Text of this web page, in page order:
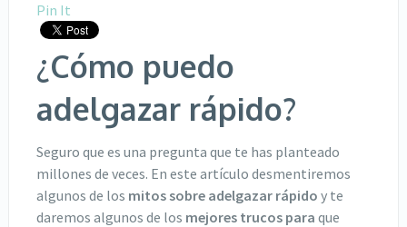
Pin It
¿Cómo puedo
adelgazar rápido?
Seguro que es una pregunta que te has planteado
millones de veces. En este artículo desmentiremos
algunos de los mitos sobre adelgazar rápido y te
daremos algunos de los mejores trucos para que